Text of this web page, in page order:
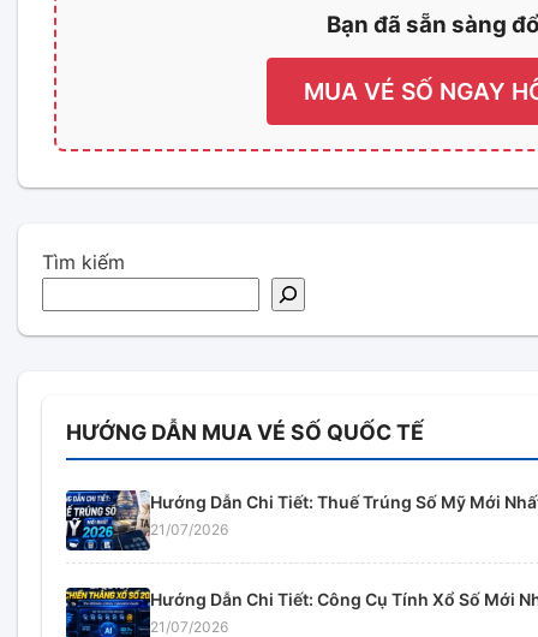
Bạn đã sẵn sàng
MUA VÉ SỐ NGAY
Tìm kiếm
HƯỚNG DẪN MUA VÉ SỐ QUỐC TẾ
Hướng Dẫn Chi Tiết: Thuế Trúng Số Mỹ Mới
21/07/2026
Hướng Dẫn Chi Tiết: Công Cụ Tính Xổ Số Mới
21/07/2026